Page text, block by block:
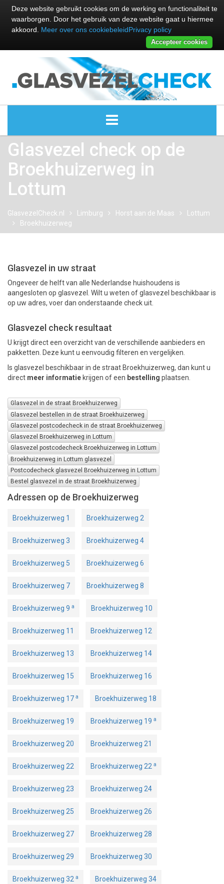
ALLE GLASVEZEL PROVIDERS
GLASVEZEL PROVIDERS
GLASVEZEL ALTERNATIEVEN
Glasvezel check op de
Broekhuizerweg in
Lottum
GlasvezelCheck.nl Limburg Horst aan de Maas
Lottum
Broekhuizerweg
Glasvezel in uw straat
Ongeveer de helft van alle Nederlandse huishoudens is
aangesloten op glasvezel. Wilt u weten of glasvezel beschikbaar is
op uw adres, voer dan onderstaande check uit.
Glasvezel check resultaat
U krijgt direct een overzicht van de verschillende aanbieders en
pakketten. Deze kunt u eenvoudig filteren en vergelijken.
Is glasvezel beschikbaar in de straat Broekhuizerweg, dan kunt u
direct meer informatie krijgen of een bestelling plaatsen.
Glasvezel in de straat Broekhuizerweg
Glasvezel bestellen in de straat Broekhuizerweg
Glasvezel postcodecheck in de straat Broekhuizerweg
Glasvezel Broekhuizerweg in Lottum
Glasvezel postcodecheck Broekhuizerweg in Lottum
Broekhuizerweg in Lottum glasvezel
Postcodecheck glasvezel Broekhuizerweg in Lottum
Bestel glasvezel in de straat Broekhuizerweg
Adressen op de Broekhuizerweg
Broekhuizerweg 1 Broekhuizerweg 2
Broekhuizerweg 3 Broekhuizerweg 4
Broekhuizerweg 5 Broekhuizerweg 6
Broekhuizerweg 7 Broekhuizerweg 8
Broekhuizerweg 9 a Broekhuizerweg 10
Broekhuizerweg 11 Broekhuizerweg 12
Broekhuizerweg 13 Broekhuizerweg 14
Broekhuizerweg 15 Broekhuizerweg 16
Broekhuizerweg 17 a Broekhuizerweg 18
Broekhuizerweg 19 Broekhuizerweg 19 a
Broekhuizerweg 20 Broekhuizerweg 21
Broekhuizerweg 22 Broekhuizerweg 22 a
Broekhuizerweg 23 Broekhuizerweg 24
Broekhuizerweg 25 Broekhuizerweg 26
Broekhuizerweg 27 Broekhuizerweg 28
Broekhuizerweg 29 Broekhuizerweg 30
Broekhuizerweg 32 a Broekhuizerweg 34
Deze website gebruikt cookies om de werking en functionaliteit te
waarborgen. Door het gebruik van deze website gaat u hiermee
akkoord. Meer over ons cookiebeleidPrivacy policy
Accepteer cookies